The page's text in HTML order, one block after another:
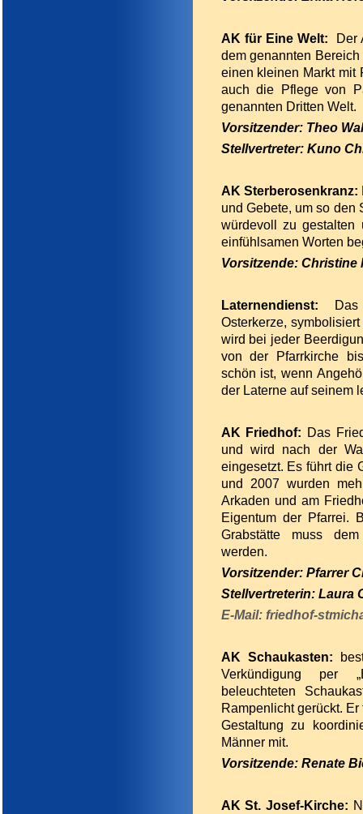
AK für Eine Welt: Der
dem genannten
einen kleinen Markt mit
auch die Pflege von
genannten Dritten Welt.
Vorsitzender: Theo
Stellvertreter: Kuno
AK Sterberosenkranz:
und Gebete, um so den
würdevoll zu
einfühlsamen Worten
Vorsitzende: Christine
Laternendienst:
Osterkerze,
wird bei jeder
von der Pfarrkirche
schön ist, wenn
der Laterne auf seinem
AK Friedhof: Das
und wird nach der
eingesetzt. Es führt die
und 2007 wurden
Arkaden und am
Eigentum der Pfarrei.
Grabstätte muss
werden.
Vorsitzender: Pfarrer
Stellvertreterin: Laura
E-Mail: friedhof-
AK Schaukasten:
Verkündigung per
beleuchteten
Rampenlicht gerückt.
Gestaltung zu
Männer mit.
Vorsitzende: Renate
AK St. Josef-Kirche: